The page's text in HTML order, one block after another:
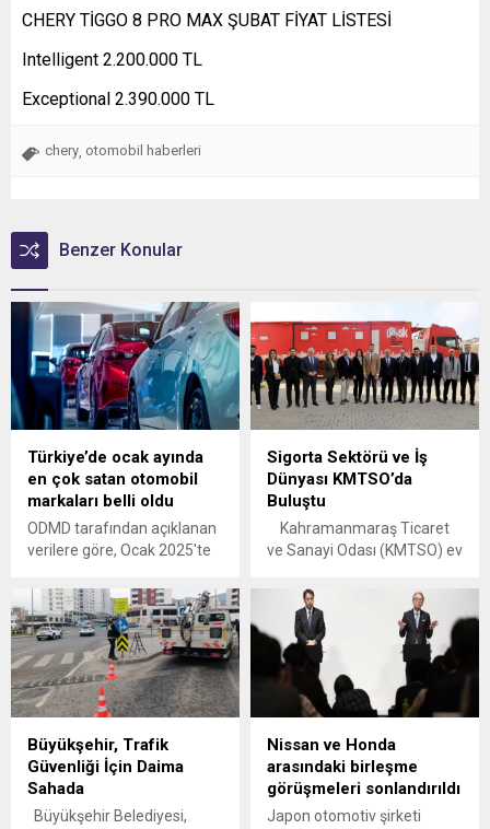
CHERY TİGGO 8 PRO MAX ŞUBAT FİYAT LİSTESİ
Intelligent 2.200.000 TL
Exceptional 2.390.000 TL
chery otomobil haberleri
Benzer Konular
Türkiye’de ocak ayında
en çok satan otomobil
markaları belli oldu
ODMD tarafından açıklanan
verilere göre, Ocak 2025'te
en çok satan marka Renault
oldu. Renault, 8 bin 424 araç
satışı ve yüzde 10,57'lik
pazar payı ile listenin
zirvesine yerleşti.
Sigorta Sektörü ve İş
Dünyası KMTSO’da
Buluştu
Kahramanmaraş Ticaret
ve Sanayi Odası (KMTSO) ev
depremlerinin ikinci yıl
dönümü kapsamında
“Kahramanmaraş
Depreminin Yıl Dönümünde
Sigortacılar ve İş Dünyası
Buluşuyor” paneli
Birliği, DASK Yönetim Kurulu
ve sigorta sektörünün önde
gelen temsilcilerinin yer
aldığı etkinlikte, sigorta
Büyükşehir, Trafik
Güvenliği İçin Daima
Sahada
Büyükşehir Belediyesi,
Nissan ve Honda
arasındaki birleşme
görüşmeleri sonlandırıldı
Japon otomotiv şirketi